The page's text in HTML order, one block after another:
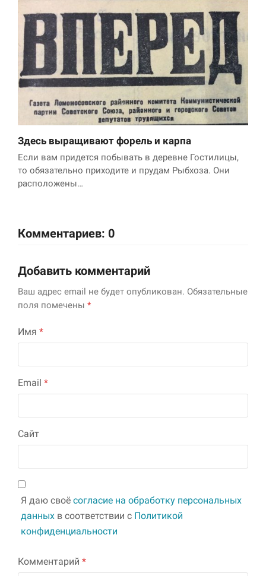
Здесь выращивают форель и карпа
Если вам придется побывать в деревне Гостилицы,
то обязательно приходите и прудам Рыбхоза. Они
расположены…
Комментариев: 0
Добавить комментарий
Ваш адрес email не будет опубликован. Обязательные
поля помечены *
Имя *
Email *
Сайт
Я даю своё согласие на обработку персональных
данных в соответствии с Политикой
конфиденциальности
Комментарий *